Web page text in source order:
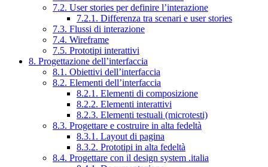
7.2. User stories per definire l’interazione
7.2.1. Differenza tra scenari e user stories
7.3. Flussi di interazione
7.4. Wireframe
7.5. Prototipi interattivi
8. Progettazione dell’interfaccia
8.1. Obiettivi dell’interfaccia
8.2. Elementi dell’interfaccia
8.2.1. Elementi di composizione
8.2.2. Elementi interattivi
8.2.3. Elementi testuali (microtesti)
8.3. Progettare e costruire in alta fedeltà
8.3.1. Layout di pagina
8.3.2. Prototipi in alta fedeltà
8.4. Progettare con il design system .italia